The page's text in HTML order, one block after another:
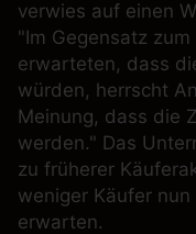
verwies auf einen
"Im Gegensatz
erwarteten, dass
würden, herrscht
Meinung, dass die
werden." Das
zu früherer
weniger Käufer
erwarten.